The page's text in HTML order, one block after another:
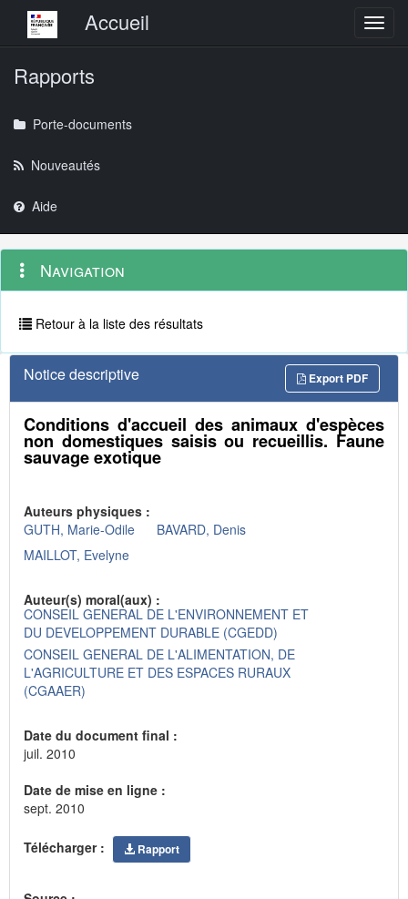
Menu principalAccueil
Rapports
Porte-documents
Nouveautés
Aide
Navigation
outils
Menu
contextuel
Navigation
Retour à la liste des résultats
Notice descriptive Export PDF
Conditions d'accueil des animaux d'espèces
non domestiques saisis ou recueillis. Faune
sauvage exotique
Auteurs physiques :
GUTH, Marie-Odile
BAVARD, Denis
MAILLOT, Evelyne
Auteur(s) moral(aux) :
CONSEIL GENERAL DE L'ENVIRONNEMENT ET
DU DEVELOPPEMENT DURABLE (CGEDD)
CONSEIL GENERAL DE L'ALIMENTATION, DE
L'AGRICULTURE ET DES ESPACES RURAUX
(CGAAER)
Date du document final :
juil. 2010
Date de mise en ligne :
sept. 2010
Télécharger : Rapport